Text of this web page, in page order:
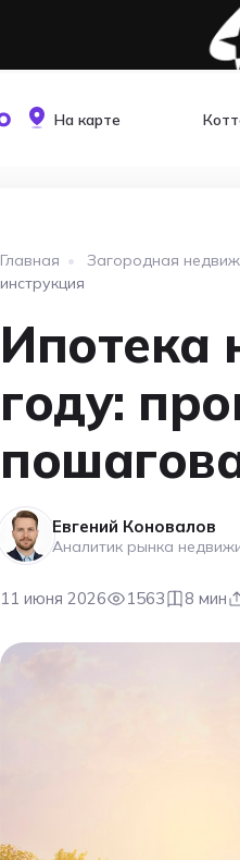
На карте
Главная • Загородная
инструкция
Ипотека
году:
Евгений Коновалов
Аналитик рынка
11 июня 2026 1563 8 мин